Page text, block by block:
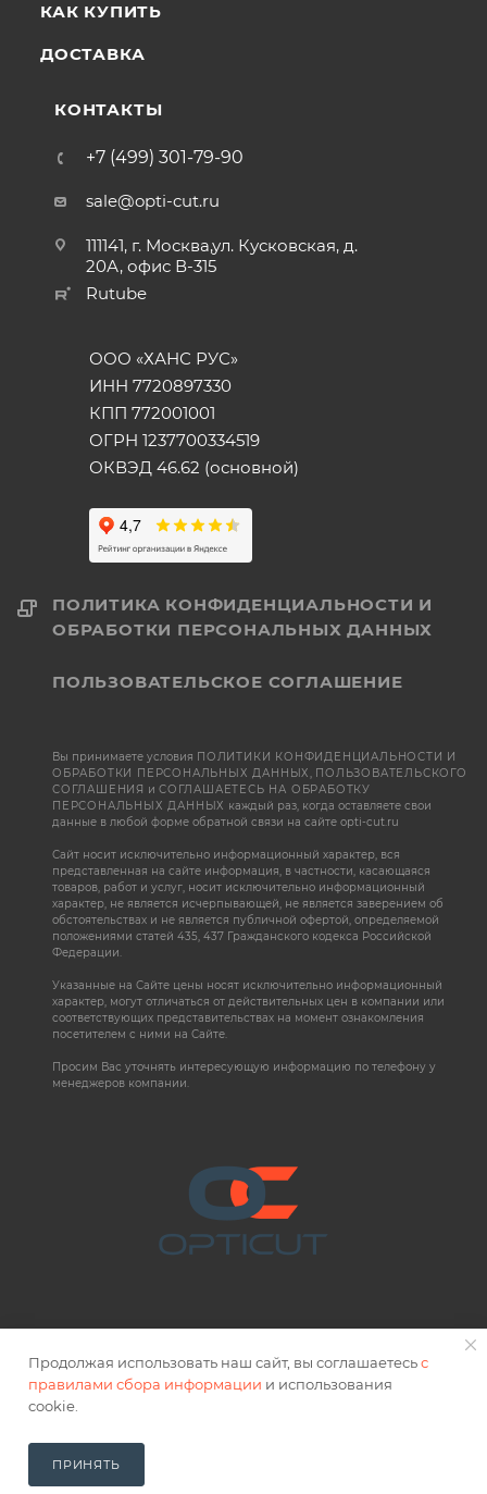
КАК КУПИТЬ
ДОСТАВКА
КОНТАКТЫ
+7 (499) 301-79-90
sale@opti-cut.ru
111141, г. Москва,ул. Кусковская, д.
20А, офис В-315
Rutube
ООО «ХАНС РУС»
ИНН 7720897330
КПП 772001001
ОГРН 1237700334519
ОКВЭД 46.62 (основной)
ПОЛИТИКА КОНФИДЕНЦИАЛЬНОСТИ И
ОБРАБОТКИ ПЕРСОНАЛЬНЫХ ДАННЫХ
ПОЛЬЗОВАТЕЛЬСКОЕ СОГЛАШЕНИЕ
Вы принимаете условия ПОЛИТИКИ КОНФИДЕНЦИАЛЬНОСТИ И
ОБРАБОТКИ ПЕРСОНАЛЬНЫХ ДАННЫХ, ПОЛЬЗОВАТЕЛЬСКОГО
СОГЛАШЕНИЯ иСОГЛАШАЕТЕСЬ НА ОБРАБОТКУ
ПЕРСОНАЛЬНЫХ ДАННЫХ каждый раз, когда оставляете свои
данные в любой форме обратной связи на сайте opti-cut.ru
Сайт носит исключительно информационный характер, вся
представленная на сайте информация, в частности, касающаяся
товаров, работ и услуг, носит исключительно информационный
характер, не является исчерпывающей, не является заверением об
обстоятельствах и не является публичной офертой, определяемой
положениями статей 435, 437 Гражданского кодекса Российской
Федерации.
Указанные на Сайте цены носят исключительно информационный
характер, могут отличаться от действительных цен в компании или
соответствующих представительствах на момент ознакомления
посетителем с ними на Сайте.
Просим Вас уточнять интересующую информацию по телефону у
менеджеров компании.
2026 © OPTICUT
Продолжая использовать наш сайт, вы соглашаетесьс
правилами сбора информации и использования
cookie.
ПРИНЯТЬ